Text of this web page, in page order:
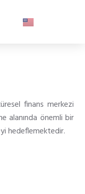
finans merkezi
alanında önemli bir
hedeflemektedir.